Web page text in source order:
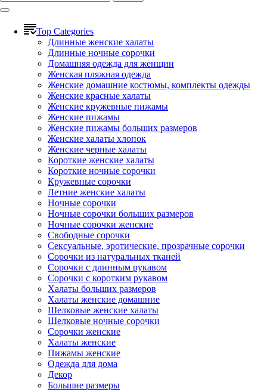
Top Categories
Длинные женские халаты
Длинные ночные сорочки
Домашняя одежда для женщин
Женская пляжная одежда
Женские домашние костюмы, комплекты одежды
Женские красные халаты
Женские кружевные пижамы
Женские пижамы
Женские пижамы больших размеров
Женские халаты хлопок
Женские черные халаты
Короткие женские халаты
Короткие ночные сорочки
Кружевные сорочки
Летние женские халаты
Ночные сорочки
Ночные сорочки больших размеров
Ночные сорочки женские
Свободные сорочки
Сексуальные, эротические, прозрачные сорочки
Сорочки из натуральных тканей
Сорочки с длинным рукавом
Сорочки с коротким рукавом
Халаты больших размеров
Халаты женские домашние
Шелковые женские халаты
Шелковые ночные сорочки
Сорочки женские
Халаты женские
Пижамы женские
Одежда для дома
Декор
Большие размеры